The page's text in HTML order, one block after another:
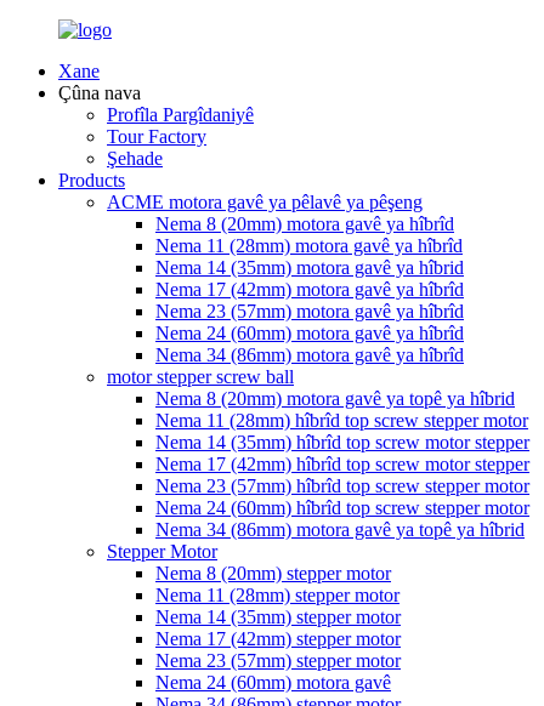
Xane
Çûna nava
Profîla Pargîdaniyê
Tour Factory
Şehade
Products
ACME motora gavê ya pêlavê ya pêşeng
Nema 8 (20mm) motora gavê ya hîbrîd
Nema 11 (28mm) motora gavê ya hîbrîd
Nema 14 (35mm) motora gavê ya hîbrid
Nema 17 (42mm) motora gavê ya hîbrîd
Nema 23 (57mm) motora gavê ya hîbrîd
Nema 24 (60mm) motora gavê ya hîbrîd
Nema 34 (86mm) motora gavê ya hîbrîd
motor stepper screw ball
Nema 8 (20mm) motora gavê ya topê ya hîbrid
Nema 11 (28mm) hîbrîd top screw stepper motor
Nema 14 (35mm) hîbrîd top screw motor stepper
Nema 17 (42mm) hîbrîd top screw motor stepper
Nema 23 (57mm) hîbrîd top screw stepper motor
Nema 24 (60mm) hîbrîd top screw stepper motor
Nema 34 (86mm) motora gavê ya topê ya hîbrid
Stepper Motor
Nema 8 (20mm) stepper motor
Nema 11 (28mm) stepper motor
Nema 14 (35mm) stepper motor
Nema 17 (42mm) stepper motor
Nema 23 (57mm) stepper motor
Nema 24 (60mm) motora gavê